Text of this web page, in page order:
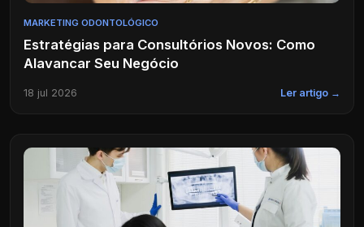
MARKETING ODONTOLÓGICO
Estratégias para Consultórios Novos: Como
Alavancar Seu Negócio
18 jul 2026 Ler artigo →